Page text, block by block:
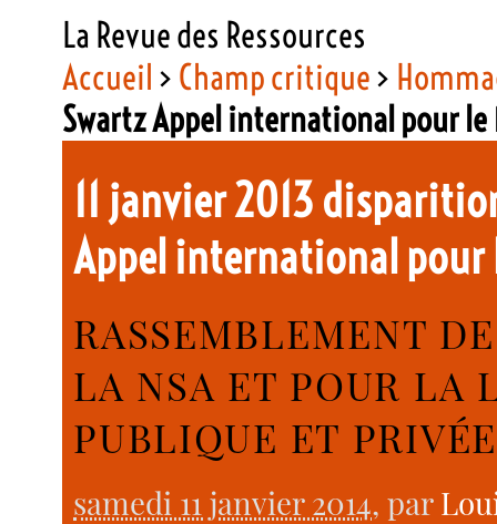
La Revue des Ressources
Accueil > Champ critique>
Swartz Appel international pour
11 janvier 2013
Appel international pour
RASSEMBLEMENT
LA NSA ET POUR LA
PUBLIQUE ET
samedi 11 janvier 2014, par